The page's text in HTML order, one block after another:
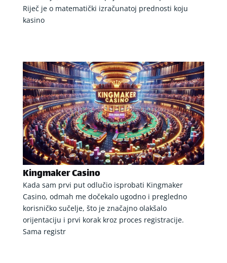
Riječ je o matematički izračunatoj prednosti koju
kasino
Kingmaker Casino
Kada sam prvi put odlučio isprobati Kingmaker
Casino, odmah me dočekalo ugodno i pregledno
korisničko sučelje, što je značajno olakšalo
orijentaciju i prvi korak kroz proces registracije.
Sama registr